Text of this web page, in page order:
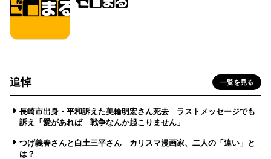
追悼 一覧を見る
長崎市出身・平和訴えた美輪明宏さん死去 ラストメッセージでも
訴え「愛があれば 戦争なんか起こりません」
つげ義春さんと白土三平さん カリスマ漫画家、二人の「違い」と
は？